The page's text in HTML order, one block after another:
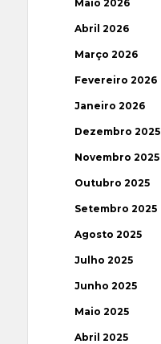
Maio 2026
Abril 2026
Março 2026
Fevereiro 2026
Janeiro 2026
Dezembro 2025
Novembro 2025
Outubro 2025
Setembro 2025
Agosto 2025
Julho 2025
Junho 2025
Maio 2025
Abril 2025